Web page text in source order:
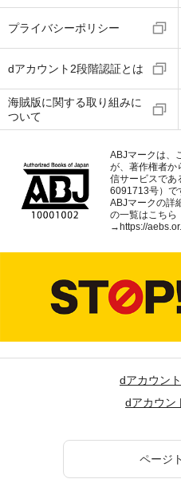
プライバシーポリシー
dアカウント2段階認証とは
海賊版に関する取り組みに
ついて
ABJマークは、
が、著作権者か
信サービスであ
6091713号）で
ABJマークの詳
の一覧はこちら
→https://
dアカウン
dアカウン
ページ